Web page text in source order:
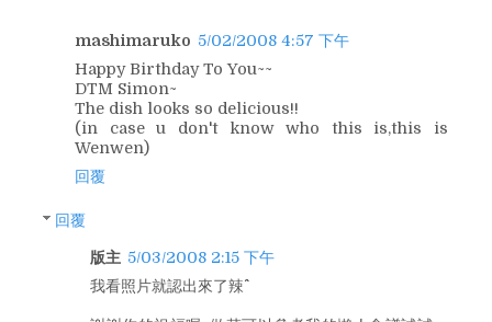
mashimaruko 5/02/2008 4:57 下午
Happy Birthday To You~~
DTM Simon~
The dish looks so delicious!!
(in case u don't know who this is,this is
Wenwen)
回覆
回覆
版主 5/03/2008 2:15 下午
我看照片就認出來了辣^^